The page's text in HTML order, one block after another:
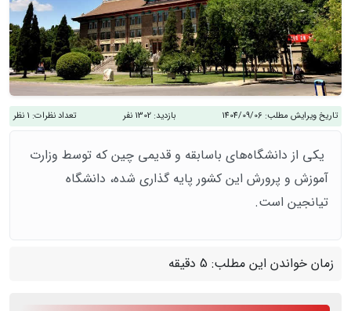
تاریخ ویرایش مطلب: 1404/09/06 بازدید: 1302 نفر تعداد نظرات: 1 نظر
یکی از دانشگاه‌های باسابقه و قدیمی چین که توسط وزارت
آموزش و پرورش این کشور پایه گذاری شده، دانشگاه
تیانجین است.
زمان خواندن این مطلب: 5 دقیقه